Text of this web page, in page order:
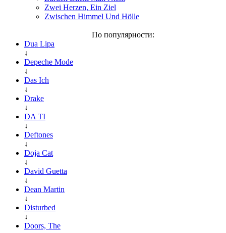
Zwei Herzen, Ein Ziel
Zwischen Himmel Und Hölle
По популярности:
Dua Lipa
↓
Depeche Mode
↓
Das Ich
↓
Drake
↓
DA TI
↓
Deftones
↓
Doja Cat
↓
David Guetta
↓
Dean Martin
↓
Disturbed
↓
Doors, The